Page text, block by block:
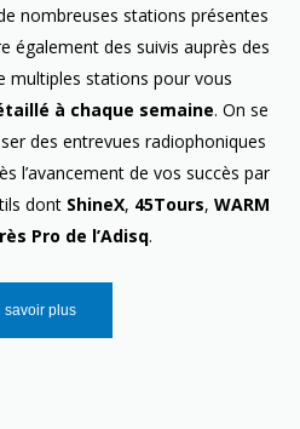
nombreuses stations présentes
également des suivis auprès des
multiples stations pour vous
à chaque semaine. On se
des entrevues radiophoniques
l’avancement de vos succès par
dont ShineX, 45Tours, WARM
Pro de l’Adisq.
savoir plus